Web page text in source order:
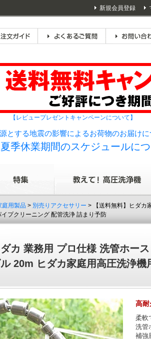
新規会員登録
【レビュープレゼントキャンペーンについて】
とする地震の影響によるお荷物のお届け
季休業期間のスケジュールに
庭用製品 > 別売りアクセサリー > 【送料無料】ヒダカ
プクリーニング 配管洗浄 詰まり予防
ダカ 業務用 プロ仕様 洗管ホー
ル 20m ヒダカ家庭用高圧洗浄
高耐
柔軟
洗管
補強